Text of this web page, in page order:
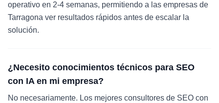
operativo en 2-4 semanas, permitiendo a las empresas de
Tarragona ver resultados rápidos antes de escalar la
solución.
¿Necesito conocimientos técnicos para SEO
con IA en mi empresa?
No necesariamente. Los mejores consultores de SEO con